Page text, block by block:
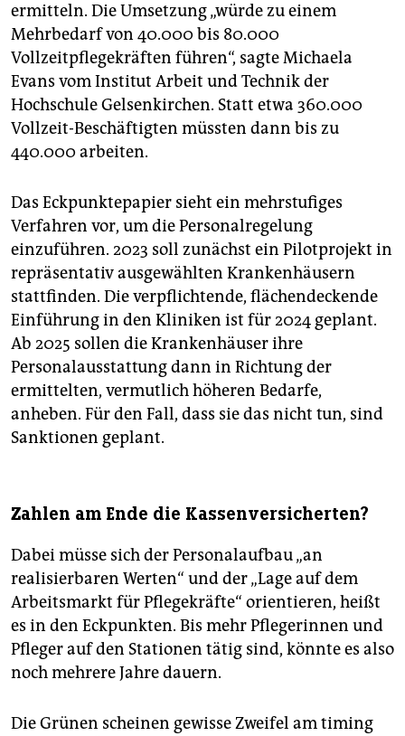
ermitteln. Die Umsetzung „würde zu einem
Mehrbedarf von 40.000 bis 80.000
Vollzeitpflegekräften führen“, sagte Michaela
Evans vom Institut Arbeit und Technik der
Hochschule Gelsenkirchen. Statt etwa 360.000
Vollzeit-Beschäftigten müssten dann bis zu
440.000 arbeiten.
Das Eckpunktepapier sieht ein mehrstufiges
Verfahren vor, um die Personalregelung
einzuführen. 2023 soll zunächst ein Pilotprojekt in
repräsentativ ausgewählten Krankenhäusern
stattfinden. Die verpflichtende, flächendeckende
Einführung in den Kliniken ist für 2024 geplant.
Ab 2025 sollen die Krankenhäuser ihre
Personalausstattung dann in Richtung der
ermittelten, vermutlich höheren Bedarfe,
anheben. Für den Fall, dass sie das nicht tun, sind
Sanktionen geplant.
Zahlen am Ende die Kassenversicherten?
Dabei müsse sich der Personalaufbau „an
realisierbaren Werten“ und der „Lage auf dem
Arbeitsmarkt für Pflegekräfte“ orientieren, heißt
es in den Eckpunkten. Bis mehr Pflegerinnen und
Pfleger auf den Stationen tätig sind, könnte es also
noch mehrere Jahre dauern.
Die Grünen scheinen gewisse Zweifel am timing